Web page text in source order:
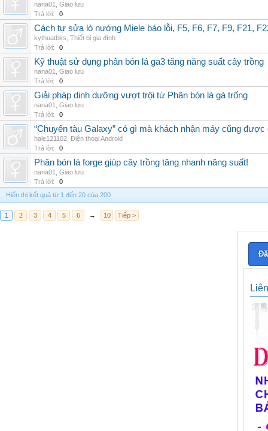
nana01
Giao lưu
Trả lời:
0
Cách tự sửa lò nướng Miele báo lỗi, F5, F6, F7, F9, F21,
kythuatbks Thiết bị gia đình
Trả lời:
0
Kỹ thuật sử dụng phân bón lá ga3 tăng năng suất cây trồng
nana01
Giao lưu
Trả lời:
0
Giải pháp dinh dưỡng vượt trội từ Phân bón lá gà trống
nana01
Giao lưu
Trả lời:
0
“Chuyến tàu Galaxy” có gì mà khách nhận máy cũng được
hale121102 Điện thoại Android
Trả lời:
0
Phân bón lá forge giúp cây trồng tăng nhanh năng suất!
nana01
Giao lưu
Trả lời:
0
Hiển thị kết quả từ 1 đến 20 của 200
1 2 3 4 5 6 → 10 Tiếp >